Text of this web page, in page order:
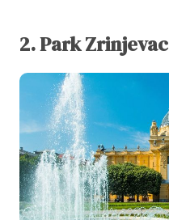
2. Park Zrinjevac